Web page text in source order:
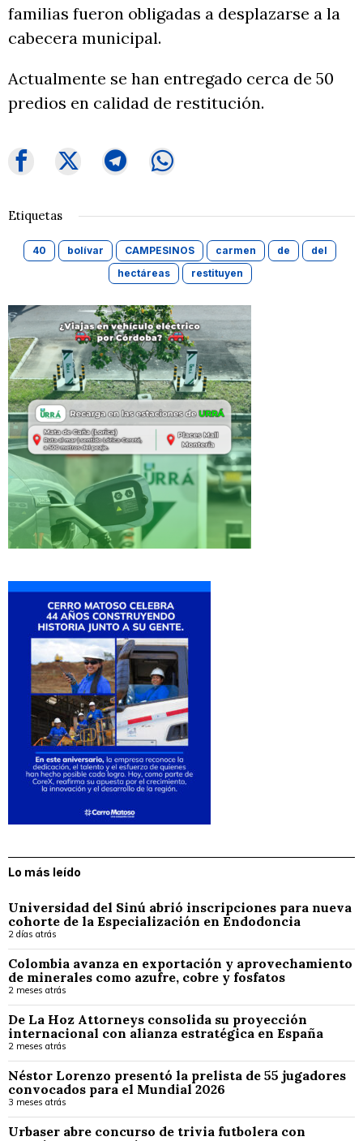
familias fueron obligadas a desplazarse a la
cabecera municipal.
Actualmente se han entregado cerca de 50
predios en calidad de restitución.
Etiquetas
40 bolívar CAMPESINOS carmen de
del
hectáreas
restituyen
Lo más leído
Universidad del Sinú abrió inscripciones para nueva
cohorte de la Especialización en Endodoncia
2 días atrás
Colombia avanza en exportación y aprovechamiento
de minerales como azufre, cobre y fosfatos
2 meses atrás
De La Hoz Attorneys consolida su proyección
internacional con alianza estratégica en España
2 meses atrás
Néstor Lorenzo presentó la prelista de 55 jugadores
convocados para el Mundial 2026
3 meses atrás
Urbaser abre concurso de trivia futbolera con